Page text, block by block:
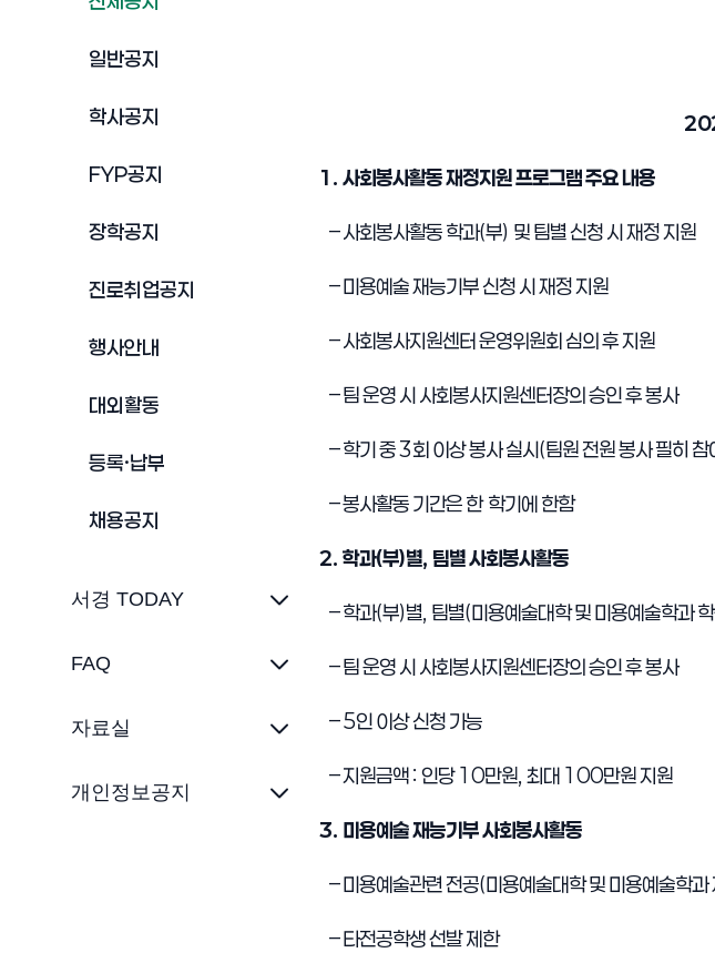
일반공지
학사공지
FYP공지
장학공지
진로취업공지
행사안내
대외활동
등록·납부
채용공지
서경 TODAY
FAQ
자료실
개인정보공지
1. 사회봉사활동 재정지원 프로그램 주요 내용
–사회봉사활동 학과(부) 및 팀별 신청 시 재정 지원
–미용예술 재능기부 신청 시 재정 지원
–사회봉사지원센터 운영위원회 심의 후 지원
–팀 운영 시 사회봉사지원센터장의 승인 후 봉사
–학기 중3회 이상 봉사 실시(팀원 전원 봉사 필히 참
–봉사활동 기간은한학기에 한함
2. 학과(부)별, 팀별 사회봉사활동
–학과(부)별, 팀별(미용예술대학 및 미용예술학과
–팀 운영 시 사회봉사지원센터장의 승인 후 봉사
–5인 이상 신청 가능
–지원금액: 인당10만원, 최대 100만원 지원
3. 미용예술 재능기부 사회봉사활동
–미용예술관련 전공(미용예술대학 및 미용예술학과
–타전공학생 선발 제한